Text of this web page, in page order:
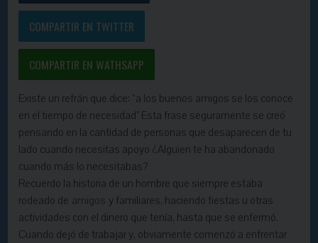
COMPARTIR EN TWITTER
COMPARTIR EN WATHSAPP
Existe un refrán que dice: “a los buenos amigos se los conoce
en el tiempo de necesidad” Esta frase seguramente se creó
pensando en la cantidad de personas que desaparecen de tu
lado cuando necesitas apoyo ¿Alguien te ha abandonado
cuando más lo necesitabas?
Recuerdo la historia de un hombre que siempre estaba
rodeado de amigos y familiares, haciendo fiestas u otras
actividades con el dinero que tenía, hasta que se enfermó.
Cuando dejó de trabajar y, obviamente comenzó a enfrentar